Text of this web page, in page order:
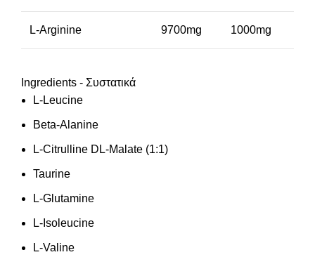
L-Arginine 9700mg 1000mg
Ingredients - Συστατικά
L-Leucine
Beta-Alanine
L-Citrulline DL-Malate (1:1)
Taurine
L-Glutamine
L-Isoleucine
L-Valine